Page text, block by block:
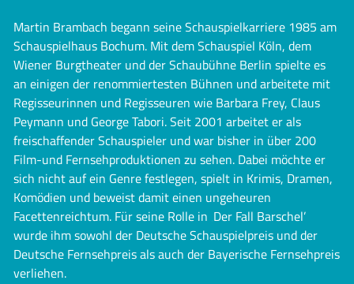
Martin Brambach begann seine Schauspielkarriere 1985 am
Schauspielhaus Bochum. Mit dem Schauspiel Köln, dem
Wiener Burgtheater und der Schaubühne Berlin spielte es
an einigen der renommiertesten Bühnen und arbeitete mit
Regisseurinnen und Regisseuren wie Barbara Frey, Claus
Peymann und George Tabori. Seit 2001 arbeitet er als
freischaffender Schauspieler und war bisher in über 200
Film-und Fernsehproduktionen zu sehen. Dabei möchte er
sich nicht auf ein Genre festlegen, spielt in Krimis, Dramen,
Komödien und beweist damit einen ungeheuren
Facettenreichtum. Für seine Rolle in ‚Der Fall Barschel’
wurde ihm sowohl der Deutsche Schauspielpreis und der
Deutsche Fernsehpreis als auch der Bayerische Fernsehpreis
verliehen.